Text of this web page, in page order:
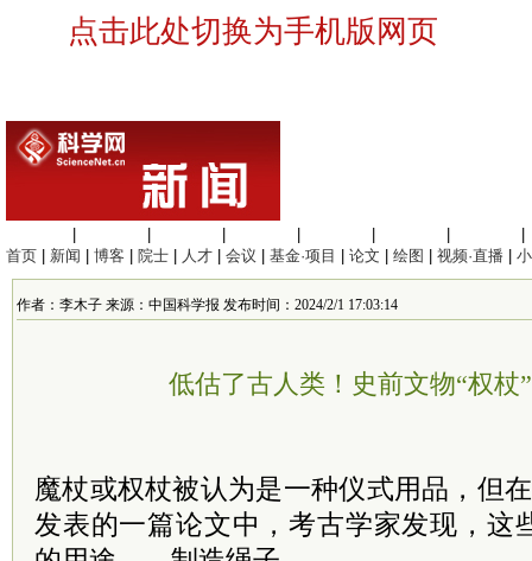
点击此处切换为手机版网页
首页
新闻 博客 院士 人才 会议 基金·项目 论文 绘图 视频·直播
作者：李木子 来源：中国科学报 发布时间：2024/2/1 17:03:14
低估了古人类！史前文物“权杖
魔杖或权杖被认为是一种仪式用品，但
发表的一篇论文中，考古学家发现，这